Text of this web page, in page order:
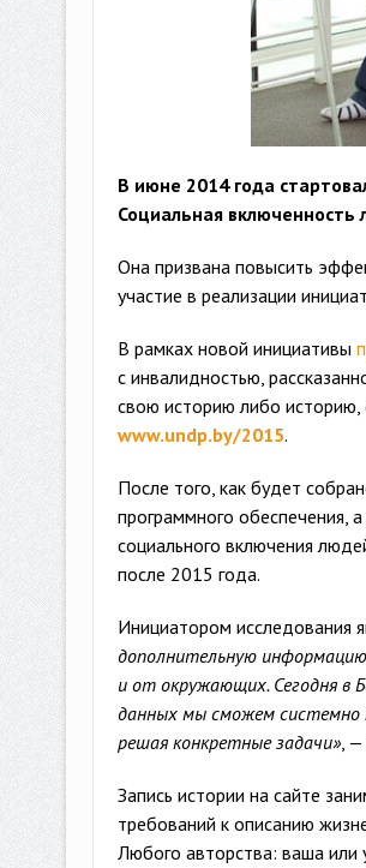
В июне 2014 года
Социальная включенность
Она призвана повысить
участие в реализации
В рамках новой инициативы
с инвалидностью,
свою историю либо историю,
www.undp.by/2015.
После того, как будет
программного обеспечения,
социального включения
после 2015 года.
Инициатором исследования
дополнительную
и от окружающих. Сегодня в
данных мы сможем системно
решая конкретные задачи», —
Запись истории на сайте
требований к описанию
Любого авторства: ваша или